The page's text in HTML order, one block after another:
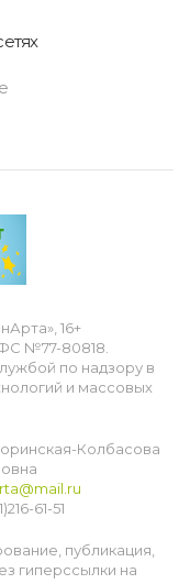
16+
№77-80818.
по надзору в
и массовых
Колбасова
61-51
публикация,
гиперссылки на